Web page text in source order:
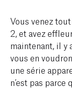
Vous venez
2, et avez
maintenant, il y
vous en
une série
n’est pas parce